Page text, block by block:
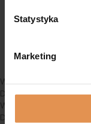
Statystyka
Marketing
Wyślij swoją ofertę
DirectoryPress
Wyślij Wiadomość
DirectoryPress